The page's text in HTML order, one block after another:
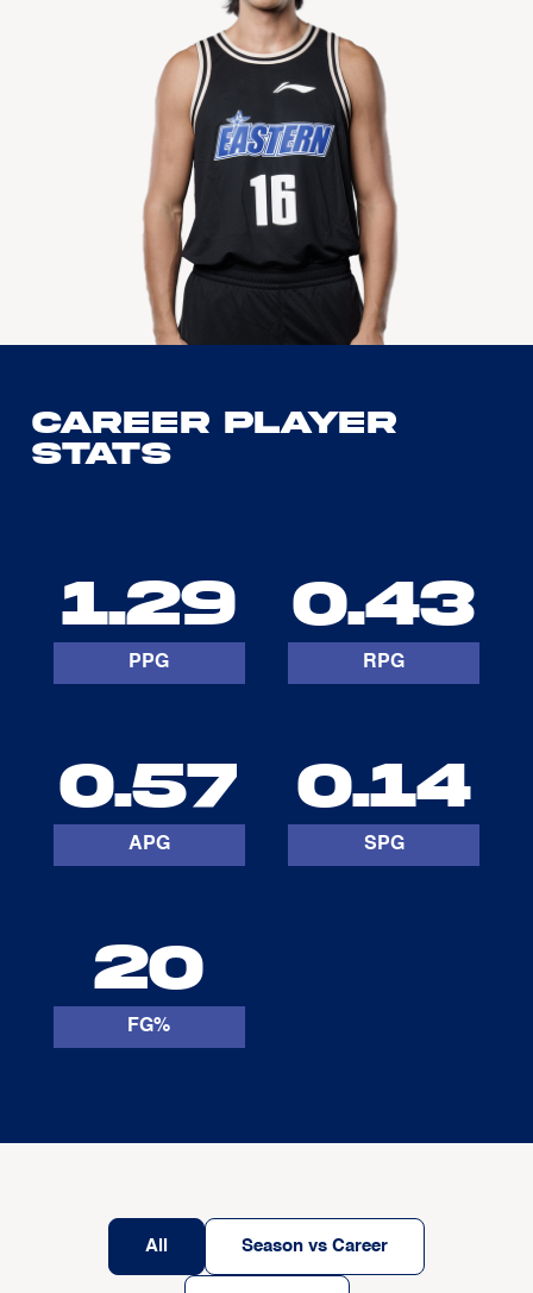
Career Player
Stats
1.29
PPG
0.43
RPG
0.57
APG
0.14
SPG
20
FG%
All Season vs Career